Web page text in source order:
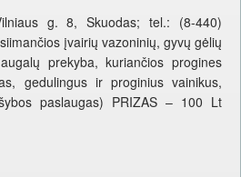
g. 8, Skuodas; tel.: (8-440)
įvairių vazoninių, gyvų gėlių
prekyba, kuriančios progines
gedulingus ir proginius vainikus,
paslaugas) PRIZAS – 100 Lt